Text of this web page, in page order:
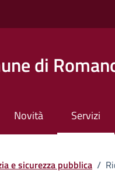
di
Novità Servizi
e sicurezza pubblica /